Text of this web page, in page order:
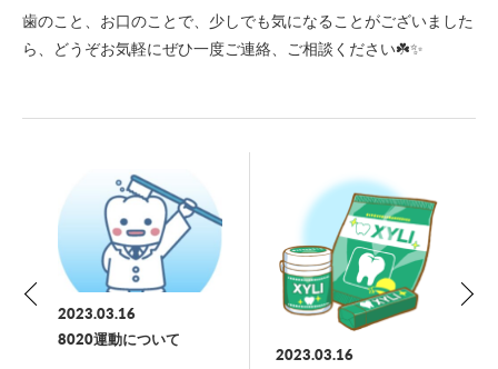
歯のこと、お口のことで、少しでも気になることがございました
ら、どうぞお気軽にぜひ一度ご連絡、ご相談ください☘️✨
2023.03.16
8020運動について
2023.03.16